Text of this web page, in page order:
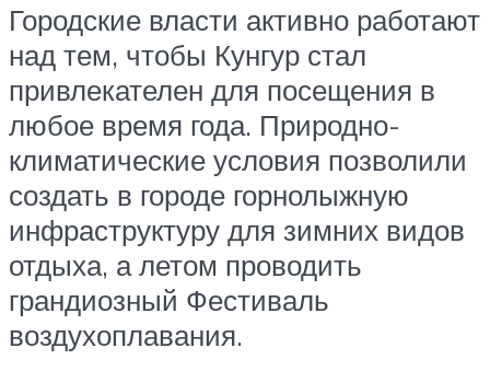
Городские власти активно работают
над тем, чтобы Кунгур стал
привлекателен для посещения в
любое время года. Природно-
климатические условия позволили
создать в городе горнолыжную
инфраструктуру для зимних видов
отдыха, а летом проводить
грандиозный Фестиваль
воздухоплавания.